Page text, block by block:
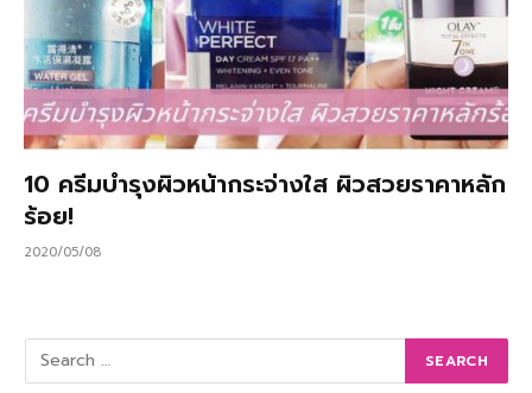
10 ครีมบำรุงผิวหน้ากระจ่างใส ผิวสวยราคาหลัก
ร้อย!
2020/05/08